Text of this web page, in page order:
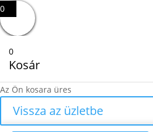
0
0
Kosár
Az Ön kosara üres
Vissza az üzletbe